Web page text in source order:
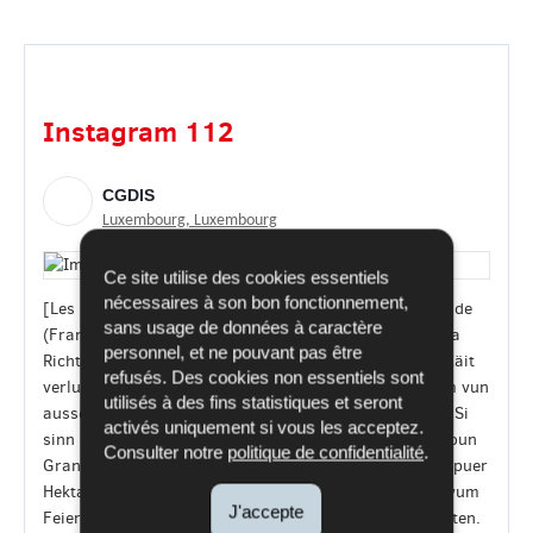
Ce site utilise des cookies essentiels
nécessaires à son bon fonctionnement,
sans usage de données à caractère
personnel, et ne pouvant pas être
refusés. Des cookies non essentiels sont
utilisés à des fins statistiques et seront
activés uniquement si vous les acceptez.
Consulter notre politique de confidentialité.
J'accepte
Instagram 112
CGDIS
Luxembourg, Luxembourg
[Les pompiers du CGDIS toujours en mission en Gironde
(France)] Zënter hirem Depart leschten Donneschdeg a
Richtung Gironde hunn d’Pompjeeë vum CGDIS keng Zäit
verluer fir an der Regioun ze hëllefen, déi viru Kuerzem vun
aussergewéinlech schwéiere Bëschbränn getraff gouf. Si
sinn enger Pompjeeskolonn aus der franséischer Regioun
Grand Est zougedeelt a kréien all Dag e Secteur vun e puer
Hektar zougewisen. Do bekämpfen si all neit Opflame vum
Feier a läschen nach Glous an aner aktiv waarm Punkten.